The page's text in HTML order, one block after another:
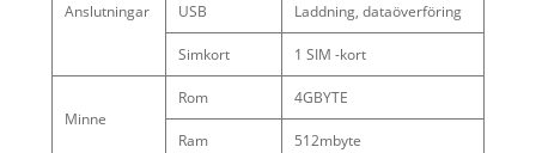
Anslutningar USB Laddning, dataöverföring
Simkort 1 SIM -kort
Minne
Rom 4GBYTE
Ram 512mbyte